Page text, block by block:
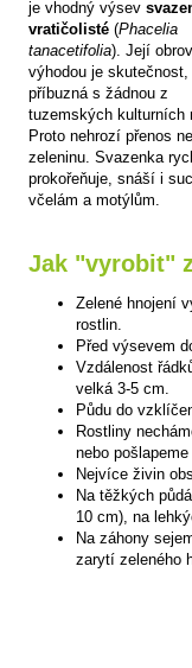
je vhodný výsev
vratičolisté (Phacelia
tanacetifolia). Její
výhodou je
příbuzná s žádnou z
tuzemských kulturních
Proto nehrozí přenos
zeleninu. Svazenka
prokořeňuje, snáší i
včelám a motýlům.
Jak "vyrobit"
Zelené hnojení
rostlin.
Před výsevem
Vzdálenost
velká 3-5 cm.
Půdu do
Rostliny
nebo
Nejvíce živin
Na těžkých
10 cm), na
Na záhony
zarytí zeleného